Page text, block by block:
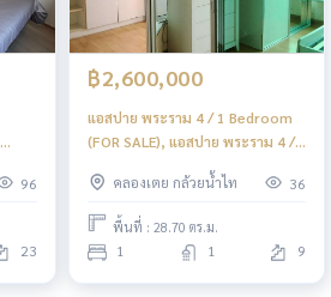
96
23
฿2,600,000
แอสปาย พระราม 4 / 1 Bedroom
(FOR SALE), แอสปาย พระราม 4 /
1 ห้องนอน (ขาย) PYN010
คลองเตย กล้วยน้ำไท
36
พื้นที่ : 28.70 ตร.ม.
1 1 9